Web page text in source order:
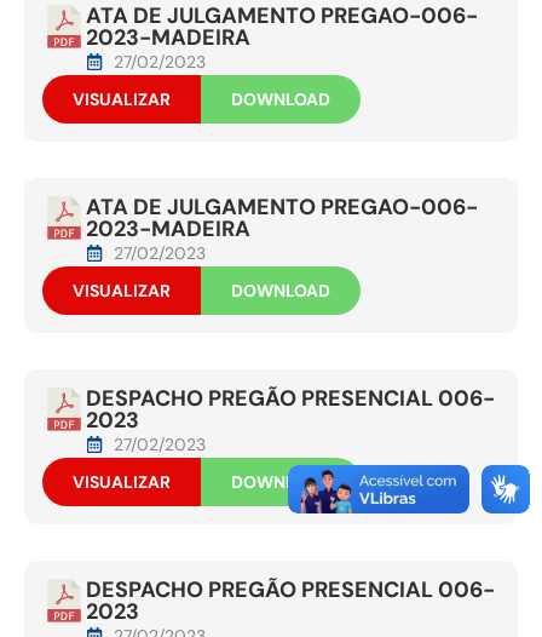
ATA DE JULGAMENTO PREGAO-006-
2023-MADEIRA
27/02/2023
VISUALIZAR
DOWNLOAD
ATA DE JULGAMENTO PREGAO-006-
2023-MADEIRA
27/02/2023
VISUALIZAR
DOWNLOAD
DESPACHO PREGÃO PRESENCIAL 006-
2023
27/02/2023
VISUALIZAR
DOWNLOAD
DESPACHO PREGÃO PRESENCIAL 006-
2023